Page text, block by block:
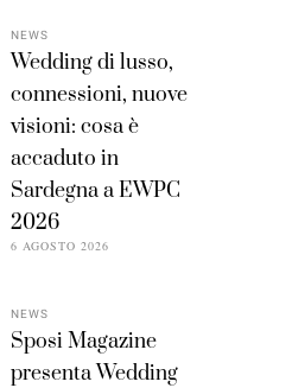
NEWS
Wedding di lusso,
connessioni, nuove
visioni: cosa è
accaduto in
Sardegna a EWPC
2026
6 AGOSTO 2026
NEWS
Sposi Magazine
presenta Wedding